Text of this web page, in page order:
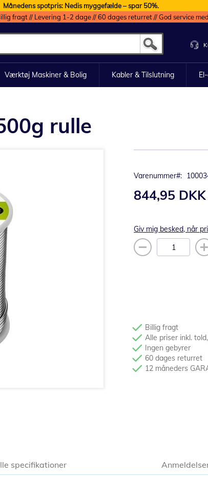
Månedens spotpris: Nedis myggefælde – spar 50%.
fragt // Levering 1-2 dage // 60 dages returret // God service
Værktøj Maskiner & Bolig Kabler & Tilslutning
rulle
Varenummer
844,95 DKK
Giv mig besked, når
Billig fragt
Alle priser inkl.
Ingen gebyrer
60 dages returret
12 måneders
specifikationer